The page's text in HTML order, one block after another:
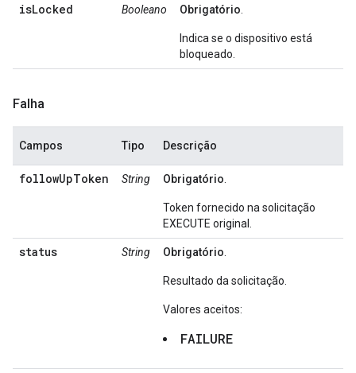
isLocked Booleano Obrigatório
Indica se o dispositivo está
bloqueado.
Falha
Campos Tipo Descrição
followUpToken String Obrigatório
Token fornecido na solicitação
EXECUTE original.
status String Obrigatório
Resultado da solicitação.
Valores aceitos:
FAILURE